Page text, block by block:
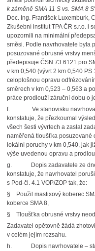
k záměně SMA 11 S vs. SMA 8 S
Doc. Ing. František Luxemburk,
Zkušební institut TPA ČR s.r.o. i
upozornili na minimální
směsi. Podle navrhovatele byla
posuzované obrusné vrstvy
předepisuje ČSN 73 6121 pro
v km 0,540 (vývrt 2 km 0,540 PS
celoplošnou opravu
směrech v km 0,523 – 0,563 a
práce prodlouží záruční dobu o
f.
Ve stanovisku
konstatuje, že přezkoumal
všech šesti vývrtech a zaslal
naměřená tloušťka posuzované
lokální poruchy v km 0,540, jak
výše uvedenou opravu a
g.
Dopis zadavatele ze
konstatuje, že navrhovatel
s Pod-čl. 4.1 VOP/ZOP tak, že:
§
Použil mastixový koberec
koberce SMA 8,
§
Tloušťka obrusné vrstvy
Zadavatel opětovně žádá
v celém jejím rozsahu.
h.
Dopis navrhovatele –